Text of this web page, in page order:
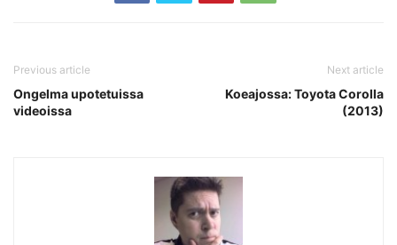
Previous article
Ongelma upotetuissa
videoissa
Next article
Koeajossa: Toyota Corolla
(2013)